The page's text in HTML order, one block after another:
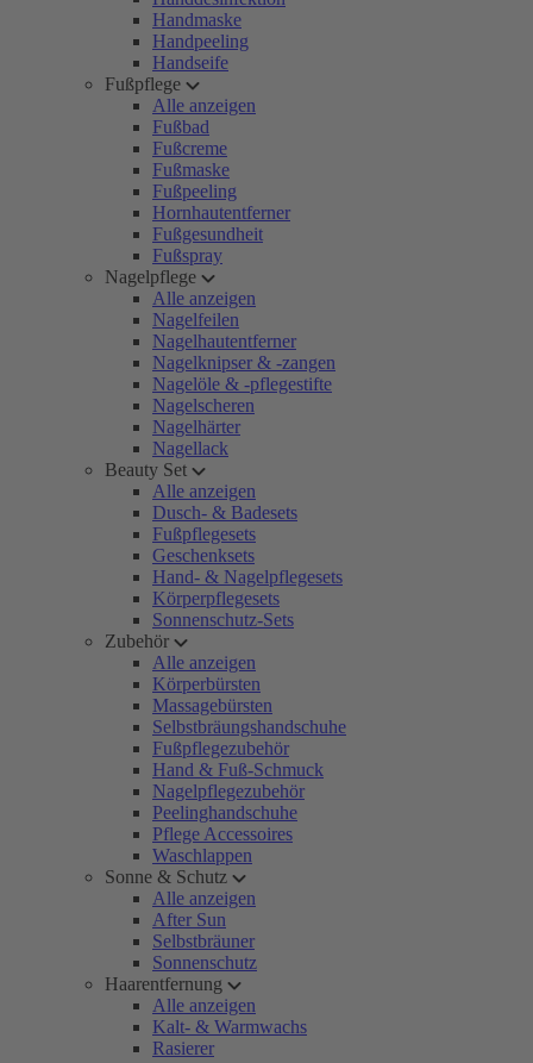
Handmaske
Handpeeling
Handseife
Fußpflege
Alle anzeigen
Fußbad
Fußcreme
Fußmaske
Fußpeeling
Hornhautentferner
Fußgesundheit
Fußspray
Nagelpflege
Alle anzeigen
Nagelfeilen
Nagelhautentferner
Nagelknipser & -zangen
Nagelöle & -pflegestifte
Nagelscheren
Nagelhärter
Nagellack
Beauty Set
Alle anzeigen
Dusch- & Badesets
Fußpflegesets
Geschenksets
Hand- & Nagelpflegesets
Körperpflegesets
Sonnenschutz-Sets
Zubehör
Alle anzeigen
Körperbürsten
Massagebürsten
Selbstbräungshandschuhe
Fußpflegezubehör
Hand & Fuß-Schmuck
Nagelpflegezubehör
Peelinghandschuhe
Pflege Accessoires
Waschlappen
Sonne & Schutz
Alle anzeigen
After Sun
Selbstbräuner
Sonnenschutz
Haarentfernung
Alle anzeigen
Kalt- & Warmwachs
Rasierer